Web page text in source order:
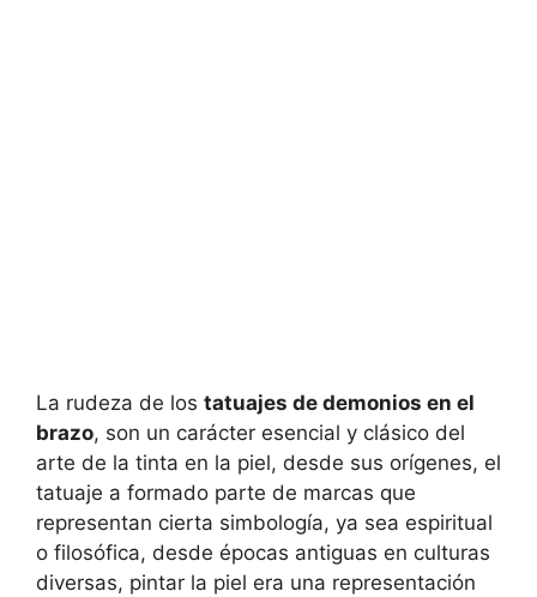
La rudeza de los tatuajes de demonios en el
brazo, son un carácter esencial y clásico del
arte de la tinta en la piel, desde sus orígenes, el
tatuaje a formado parte de marcas que
representan cierta simbología, ya sea espiritual
o filosófica, desde épocas antiguas en culturas
diversas, pintar la piel era una representación